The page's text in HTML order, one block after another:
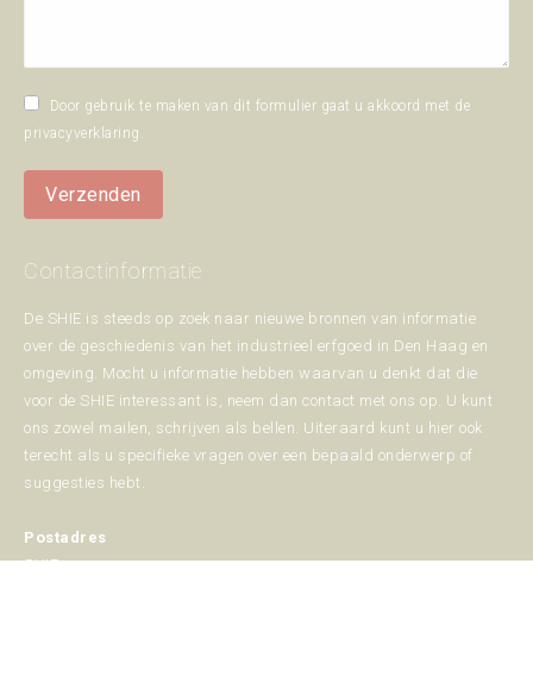
Door gebruik te maken van dit formulier gaat u akkoord met de
privacyverklaring .
Verzenden
Contactinformatie
De SHIE is steeds op zoek naar nieuwe bronnen van informatie
over de geschiedenis van het industrieel erfgoed in Den Haag en
omgeving. Mocht u informatie hebben waarvan u denkt dat die
voor de SHIE interessant is, neem dan contact met ons op. U kunt
ons zowel mailen, schrijven als bellen. Uiteraard kunt u hier ook
terecht als u specifieke vragen over een bepaald onderwerp of
suggesties hebt.
Postadres
SHIE